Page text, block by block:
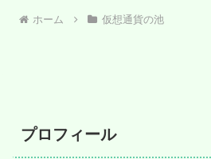
ホーム 仮想通貨の池
プロフィール